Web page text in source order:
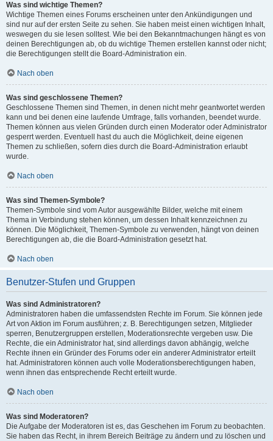
Was sind wichtige Themen?
Wichtige Themen eines Forums erscheinen unter den Ankündigungen und
sind nur auf der ersten Seite zu sehen. Sie haben meist einen wichtigen Inhalt,
weswegen du sie lesen solltest. Wie bei den Bekanntmachungen hängt es von
deinen Berechtigungen ab, ob du wichtige Themen erstellen kannst oder nicht;
die Berechtigungen stellt die Board-Administration ein.
Nach oben
Was sind geschlossene Themen?
Geschlossene Themen sind Themen, in denen nicht mehr geantwortet werden
kann und bei denen eine laufende Umfrage, falls vorhanden, beendet wurde.
Themen können aus vielen Gründen durch einen Moderator oder Administrator
gesperrt werden. Eventuell hast du auch die Möglichkeit, deine eigenen
Themen zu schließen, sofern dies durch die Board-Administration erlaubt
wurde.
Nach oben
Was sind Themen-Symbole?
Themen-Symbole sind vom Autor ausgewählte Bilder, welche mit einem
Thema in Verbindung stehen können, um dessen Inhalt kennzeichnen zu
können. Die Möglichkeit, Themen-Symbole zu verwenden, hängt von deinen
Berechtigungen ab, die die Board-Administration gesetzt hat.
Nach oben
Benutzer-Stufen und Gruppen
Was sind Administratoren?
Administratoren haben die umfassendsten Rechte im Forum. Sie können jede
Art von Aktion im Forum ausführen; z. B. Berechtigungen setzen, Mitglieder
sperren, Benutzergruppen erstellen, Moderationsrechte vergeben usw. Die
Rechte, die ein Administrator hat, sind allerdings davon abhängig, welche
Rechte ihnen ein Gründer des Forums oder ein anderer Administrator erteilt
hat. Administratoren können auch volle Moderationsberechtigungen haben,
wenn ihnen das entsprechende Recht erteilt wurde.
Nach oben
Was sind Moderatoren?
Die Aufgabe der Moderatoren ist es, das Geschehen im Forum zu beobachten.
Sie haben das Recht, in ihrem Bereich Beiträge zu ändern und zu löschen und